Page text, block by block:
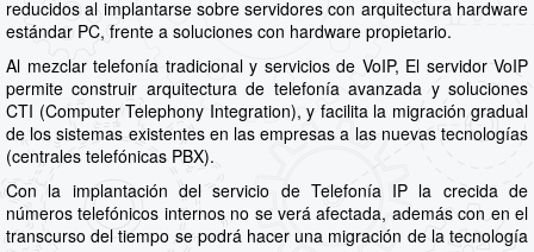
reducidos al implantarse sobre servidores con arquitectura hardware
estándar PC, frente a soluciones con hardware propietario.
Al mezclar telefonía tradicional y servicios de VoIP, El servidor VoIP
permite construir arquitectura de telefonía avanzada y soluciones
CTI (Computer Telephony Integration), y facilita la migración gradual
de los sistemas existentes en las empresas a las nuevas tecnologías
(centrales telefónicas PBX).
Con la implantación del servicio de Telefonía IP la crecida de
números telefónicos internos no se verá afectada, además con en el
transcurso del tiempo se podrá hacer una migración de la tecnología